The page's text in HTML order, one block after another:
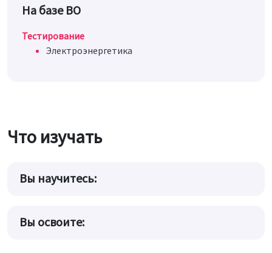
На базе ВО
Тестирование
Электроэнергетика
Что изучать
Вы научитесь:
Вы освоите: